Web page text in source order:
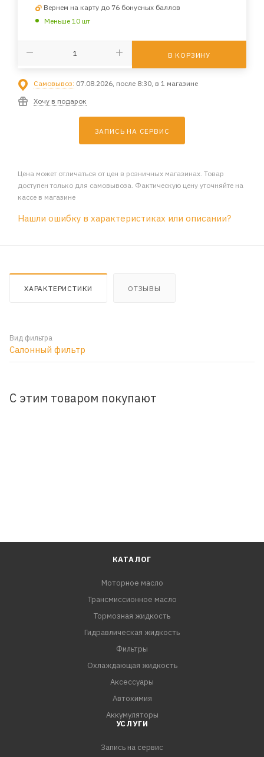
Вернем на карту до 76 бонусных баллов
Меньше 10 шт
В КОРЗИНУ
Самовывоз: 07.08.2026, после 8:30, в 1 магазине
Хочу в подарок
ЗАПИСЬ НА СЕРВИС
Цена может отличаться от цен в розничных магазинах. Товар
доступен только для самовывоза. Фактическую цену уточняйте на
кассе в магазине
Нашли ошибку в характеристиках или описании?
ХАРАКТЕРИСТИКИ ОТЗЫВЫ
Вид фильтра
Салонный фильтр
С этим товаром покупают
КАТАЛОГ
Моторное масло
Трансмиссионное масло
Тормозная жидкость
Гидравлическая жидкость
Фильтры
Охлаждающая жидкость
Аксессуары
Автохимия
Аккумуляторы
УСЛУГИ
Запись на сервис